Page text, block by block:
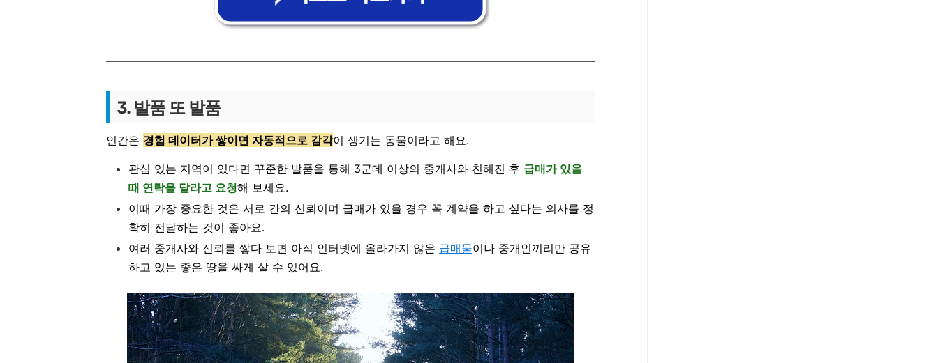
3. 발품 또 발품
인간은 경험 데이터가 쌓이면 자동적으로 감각이 생기는 동물이라고 해요.
관심 있는 지역이 있다면 꾸준한 발품을 통해 3군데 이상의 중개사와 친해진 후 급매가 있을
때 연락을 달라고 요청해 보세요.
이때 가장 중요한 것은 서로 간의 신뢰이며 급매가 있을 경우 꼭 계약을 하고 싶다는 의사를 정
확히 전달하는 것이 좋아요.
여러 중개사와 신뢰를 쌓다 보면 아직 인터넷에 올라가지 않은 급매물이나 중개인끼리만 공유
하고 있는 좋은 땅을 싸게 살 수 있어요.